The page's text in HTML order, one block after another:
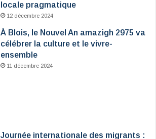
locale pragmatique
12 décembre 2024
À Blois, le Nouvel An amazigh 2975 va
célébrer la culture et le vivre-
ensemble
11 décembre 2024
Journée internationale des migrants :